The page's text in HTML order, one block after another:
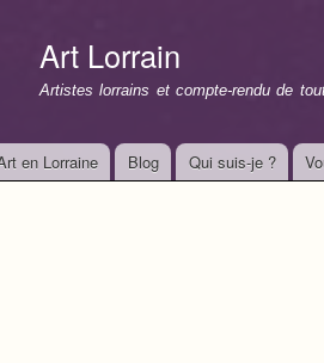
Art Lorrain
Artistes lorrains et compte-rendu de
en Lorraine Blog Qui suis-je ?